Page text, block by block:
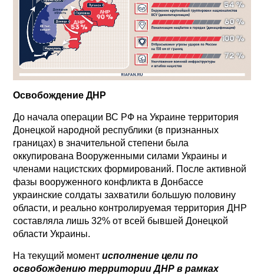
Освобождение ДНР
До начала операции ВС РФ на Украине территория
Донецкой народной республики (в признанных
границах) в значительной степени была
оккупирована Вооруженными силами Украины и
членами нацистских формирований. После активной
фазы вооруженного конфликта в Донбассе
украинские солдаты захватили большую половину
области, и реально контролируемая территория ДНР
составляла лишь 32% от всей бывшей Донецкой
области Украины.
На текущий моментисполнение цели по
освобождению территории ДНР в рамках